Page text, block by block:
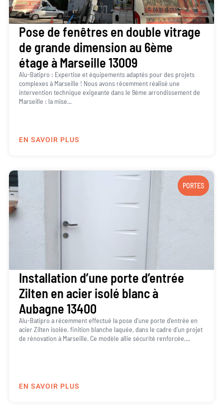
Pose de fenêtres en double vitrage
de grande dimension au 6ème
étage à Marseille 13009
Alu-Batipro : Expertise et équipements adaptés pour des projets
complexes à Marseille ! Nous avons récemment réalisé une
intervention technique exigeante dans le 9ème arrondissement de
Marseille : la mise...
EN SAVOIR PLUS
PORTES
Installation d’une porte d’entrée
Zilten en acier isolé blanc à
Aubagne 13400
Alu-Batipro a récemment effectué la pose d’une porte d’entrée en
acier Zilten isolée, finition blanche laquée, dans le cadre d’un projet
de rénovation à Marseille. Ce modèle allie sécurité renforcée,...
EN SAVOIR PLUS